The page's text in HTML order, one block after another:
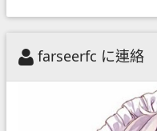
farseerfc に連絡